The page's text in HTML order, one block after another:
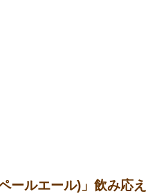
ールエール)」飲み応